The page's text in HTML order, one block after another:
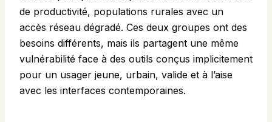
de productivité, populations rurales avec un
accès réseau dégradé. Ces deux groupes ont des
besoins différents, mais ils partagent une même
vulnérabilité face à des outils conçus implicitement
pour un usager jeune, urbain, valide et à l’aise
avec les interfaces contemporaines.